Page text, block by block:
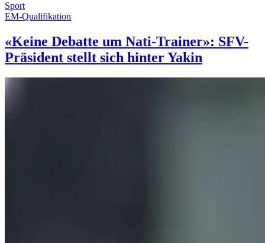
Sport
EM-Qualifikation
«Keine Debatte um Nati-Trainer»: SFV-
Präsident stellt sich hinter Yakin